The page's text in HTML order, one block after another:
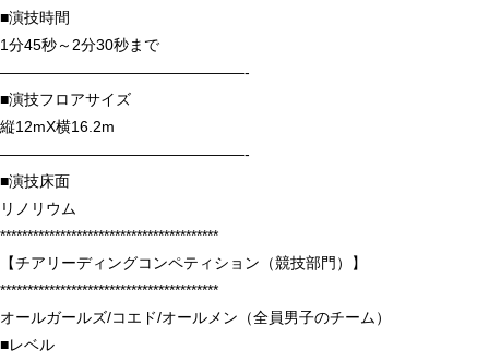
■演技時間
1分45秒～2分30秒まで
————————————————-
■演技フロアサイズ
縦12mX横16.2m
————————————————-
■演技床面
リノリウム
****************************************
【チアリーディングコンペティション（競技部門）】
****************************************
オールガールズ/コエド/オールメン（全員男子のチーム）
■レベル